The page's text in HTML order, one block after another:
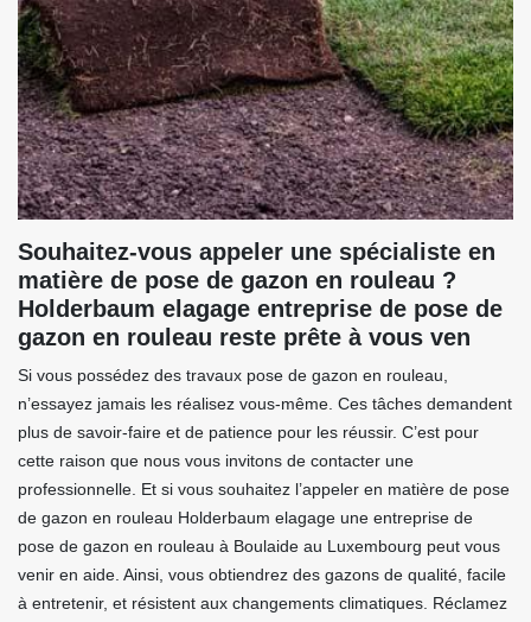
Souhaitez-vous appeler une spécialiste en
matière de pose de gazon en rouleau ?
Holderbaum elagage entreprise de pose de
gazon en rouleau reste prête à vous ven
Si vous possédez des travaux pose de gazon en rouleau,
n’essayez jamais les réalisez vous-même. Ces tâches demandent
plus de savoir-faire et de patience pour les réussir. C’est pour
cette raison que nous vous invitons de contacter une
professionnelle. Et si vous souhaitez l’appeler en matière de pose
de gazon en rouleau Holderbaum elagage une entreprise de
pose de gazon en rouleau à Boulaide au Luxembourg peut vous
venir en aide. Ainsi, vous obtiendrez des gazons de qualité, facile
à entretenir, et résistent aux changements climatiques. Réclamez